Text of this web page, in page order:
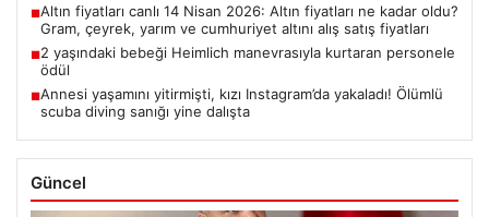
■Altın fiyatları canlı 14 Nisan 2026: Altın fiyatları ne kadar oldu?
Gram, çeyrek, yarım ve cumhuriyet altını alış satış fiyatları
■2 yaşındaki bebeği Heimlich manevrasıyla kurtaran personele
ödül
■Annesi yaşamını yitirmişti, kızı Instagram’da yakaladı! Ölümlü
scuba diving sanığı yine dalışta
Güncel